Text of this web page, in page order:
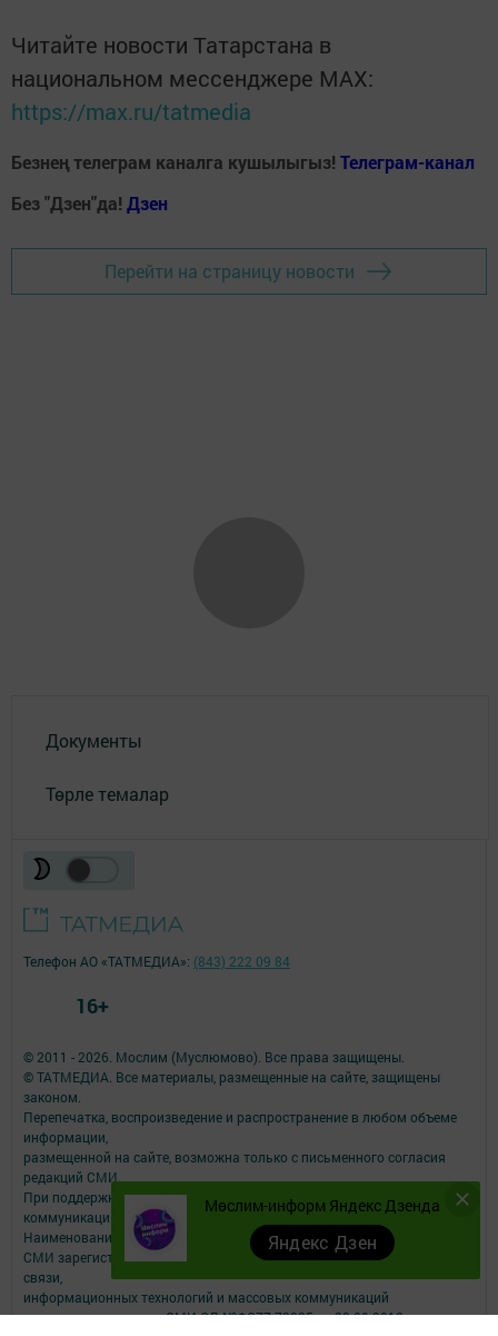
Читайте новости Татарстана в
национальном мессенджере MАХ:
https://max.ru/tatmedia
Безнең телеграм каналга кушылыгыз! Телеграм-канал
Без "Дзен"да! Дзен
Перейти на страницу новости
Документы
Төрле темалар
Мөслим-информ Яндекс Дзенда
Яндекс Дзен
© 2011 - 2026. Мослим (Муслюмово). Все права защищены.
© ТАТМЕДИА. Все материалы, размещенные на сайте, защищены
законом.
Перепечатка, воспроизведение и распространение в любом объеме
информации,
размещенной на сайте, возможна только с письменного согласия
редакций СМИ.
При поддержке Республиканского агентства по печати и массовым
коммуникациям.
Наименование СМИ: Мөслим-информ
СМИ зарегистрировано Федеральной службой по надзору в сфере
связи,
информационных технологий и массовых коммуникаций
запись о регистрации СМИ ЭЛ №ФС77-73825 от 28.09.2018 г.
Телефон АО «ТАТМЕДИА»: (843) 222 09 84
16+